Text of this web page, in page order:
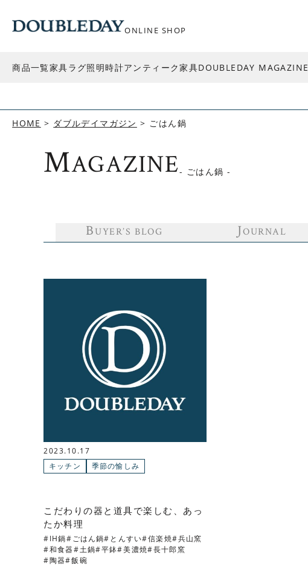
ONLINE SHOP
商品一覧家具ラグ照明時計アンティーク家具DOUBLEDAY MAGAZINE
HOME ダブルデイマガジン ごはん鍋
MAGAZINE- ごはん鍋 -
BUYER’S BLOG JOURNAL
2023.10.17
キッチン
季節の愉しみ
こだわりの器と道具で楽しむ、あっ
たか料理
IH鍋 ごはん鍋 とんすい 信楽焼
兵山窯
和食器
土鍋 平鉢 美濃焼 長十郎窯
陶器 飯碗